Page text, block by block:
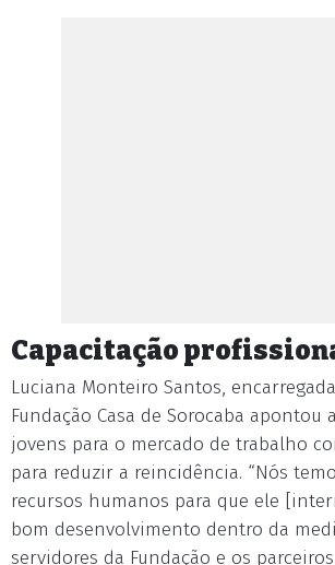
Capacitação
Luciana Monteiro Santos,
Fundação Casa de Sorocaba apontou
jovens para o mercado de trabalho
para reduzir a reincidência. “Nós
recursos humanos para que ele
bom desenvolvimento dentro da
servidores da Fundação e os